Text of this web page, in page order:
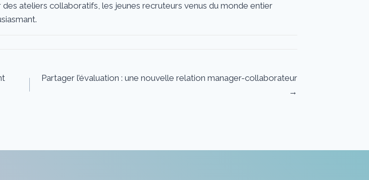
ateliers collaboratifs, les jeunes recruteurs venus du monde entier
Partager l’évaluation : une nouvelle relation manager-collaborateur
→